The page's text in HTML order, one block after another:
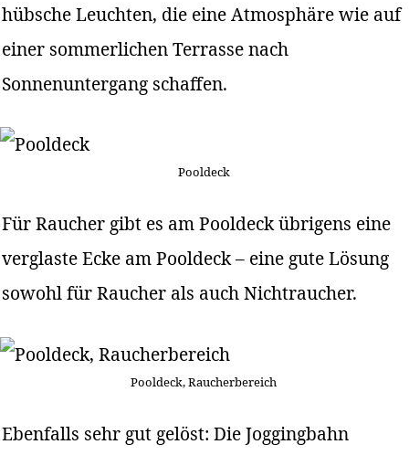
hübsche Leuchten, die eine Atmosphäre wie auf
einer sommerlichen Terrasse nach
Sonnenuntergang schaffen.
Pooldeck
Für Raucher gibt es am Pooldeck übrigens eine
verglaste Ecke am Pooldeck – eine gute Lösung
sowohl für Raucher als auch Nichtraucher.
Pooldeck, Raucherbereich
Ebenfalls sehr gut gelöst: Die Joggingbahn